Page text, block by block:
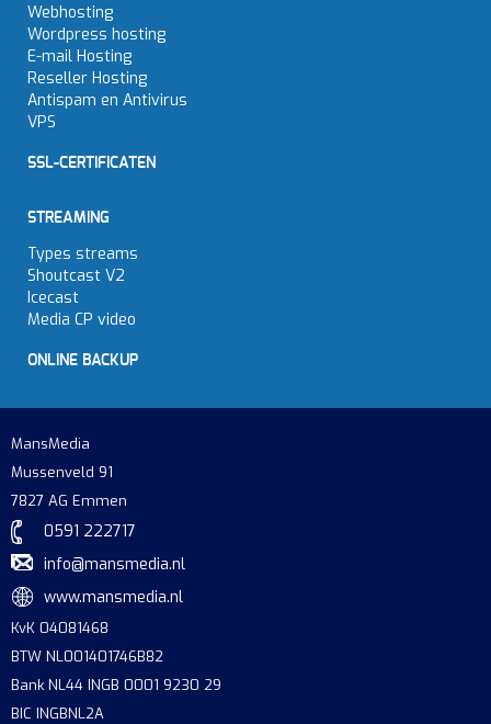
Webhosting
Wordpress hosting
E-mail Hosting
Reseller Hosting
Antispam en Antivirus
VPS
SSL-CERTIFICATEN
STREAMING
Types streams
Shoutcast V2
Icecast
Media CP video
ONLINE BACKUP
MansMedia
Mussenveld 91
7827 AG Emmen
0591 222717
info@mansmedia.nl
www.mansmedia.nl
KvK 04081468
BTW NL001401746B82
Bank NL44 INGB 0001 9230 29
BIC INGBNL2A